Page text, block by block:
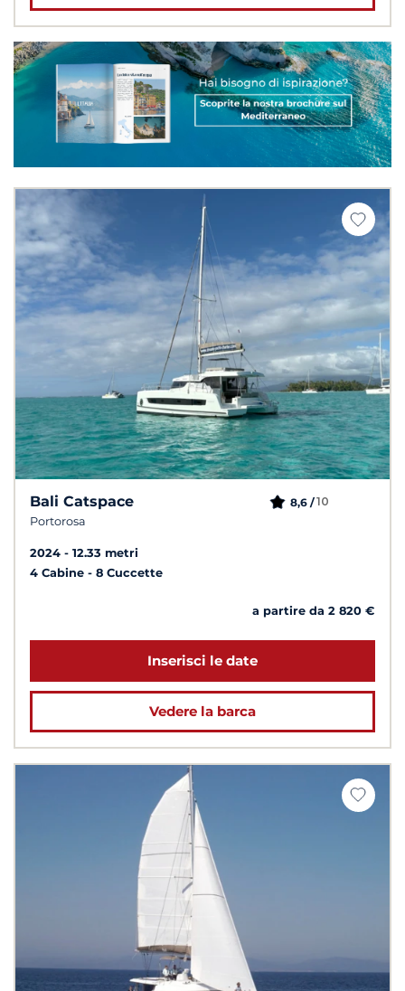
Bali Catspace
Portorosa
8,6 /10
2024
12.33 metri
4 Cabine
8 Cuccette
a partire da 2 820 €
Inserisci le date
Vedere la barca